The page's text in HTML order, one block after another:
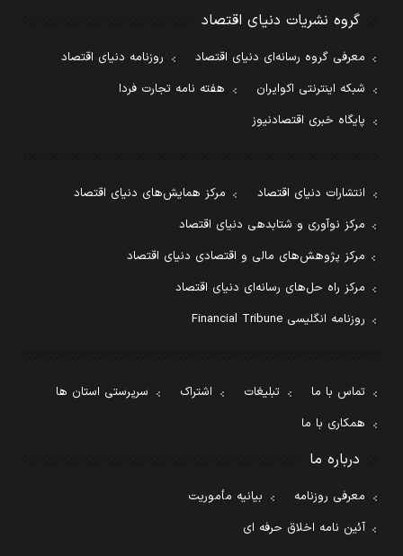
گروه نشریات دنیای اقتصاد
معرفی گروه رسانه‌ای دنیای اقتصاد
روزنامه دنیای اقتصاد
شبکه اینترنتی اکوایران
هفته نامه تجارت فردا
پایگاه خبری اقتصادنیوز
انتشارات دنیای اقتصاد
مرکز همایش‌های دنیای اقتصاد
مرکز نوآوری و شتابدهی دنیای اقتصاد
مرکز پژوهش‌های مالی و اقتصادی دنیای اقتصاد
مرکز راه حل‌های رسانه‌ای دنیای اقتصاد
روزنامه انگلیسی Financial Tribune
تماس با ما تبلیغات اشتراک
سرپرستی استان ها
همکاری با ما
درباره ما
معرفی روزنامه
بیانیه مأموریت
آئین نامه اخلاق حرفه ای